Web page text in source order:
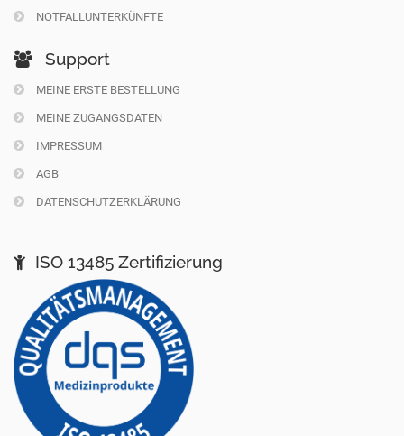
NOTFALLUNTERKÜNFTE
Support
MEINE ERSTE BESTELLUNG
MEINE ZUGANGSDATEN
IMPRESSUM
AGB
DATENSCHUTZERKLÄRUNG
ISO 13485 Zertifizierung